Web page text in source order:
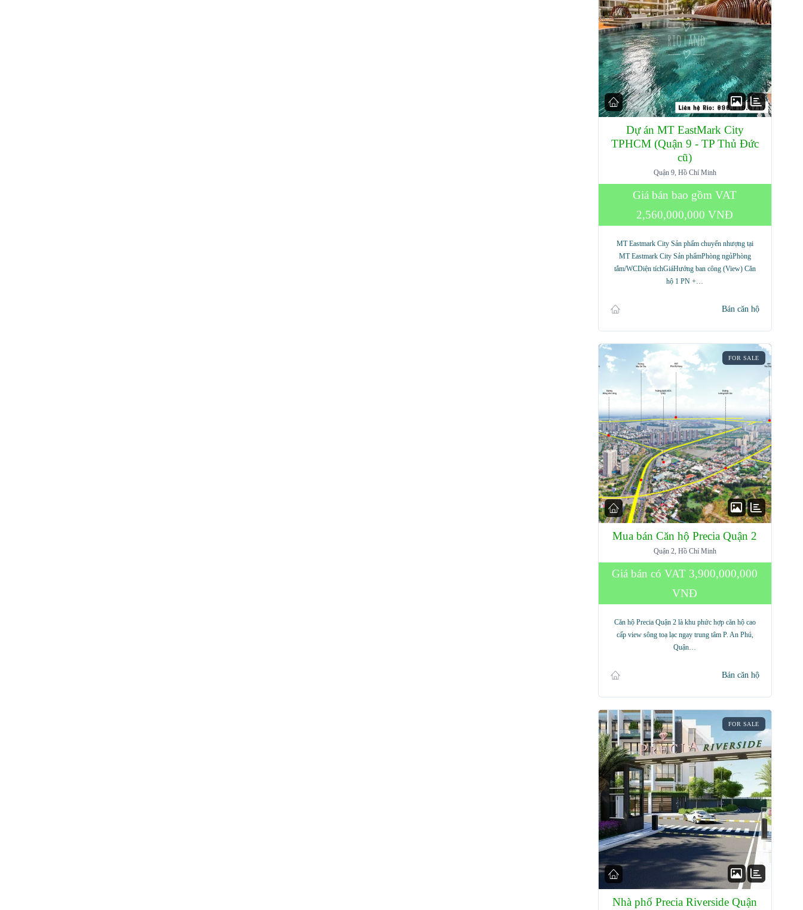
Dự án MT EastMark City
TPHCM (Quận 9 - TP Thủ Đức
cũ)
Quận 9, Hồ Chí Minh
Giá bán bao gồm VAT
2,560,000,000 VNĐ
MT Eastmark City Sản phẩm chuyển nhượng tại
MT Eastmark City Sản phẩmPhòng ngủPhòng
tắm/WCDiện tíchGiáHướng ban công (View) Căn
hộ 1 PN +…
Bán căn hộ
FOR SALE
Mua bán Căn hộ Precia Quận 2
Quận 2, Hồ Chí Minh
Giá bán có VAT 3,900,000,000
VNĐ
Căn hộ Precia Quận 2 là khu phức hợp căn hộ cao
cấp view sông toạ lạc ngay trung tâm P. An Phú,
Quận…
Bán căn hộ
FOR SALE
Nhà phố Precia Riverside Quận